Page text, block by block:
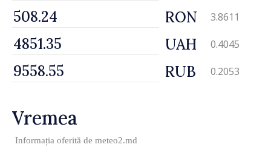
RON 3.8611
UAH 0.4045
RUB 0.2053
Vremea
Informația oferită de meteo2.md